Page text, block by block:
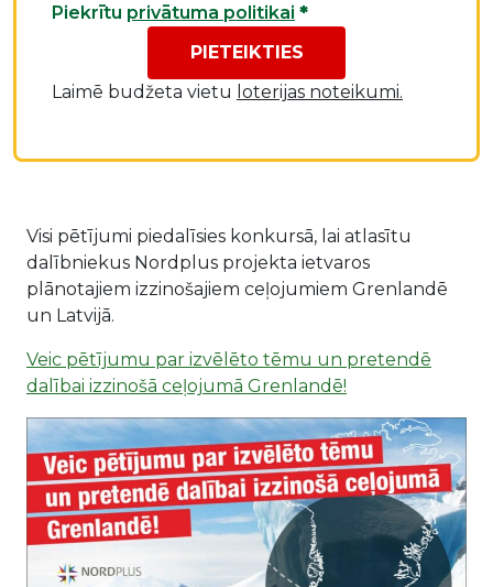
Visi pētījumi piedalīsies konkursā, lai atlasītu
dalībniekus Nordplus projekta ietvaros
plānotajiem izzinošajiem ceļojumiem Grenlandē
un Latvijā.
Veic pētījumu par izvēlēto tēmu un pretendē
dalībai izzinošā ceļojumā Grenlandē!
Piekrītu privātuma politikai *
PIETEIKTIES
Laimē budžeta vietu loterijas noteikumi.